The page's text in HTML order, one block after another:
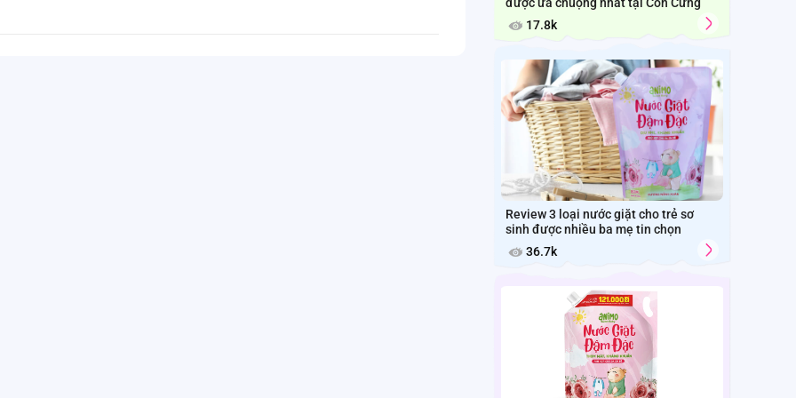
17.8k
Review 3 loại nước giặt cho trẻ sơ
sinh được nhiều ba mẹ tin chọn
36.7k